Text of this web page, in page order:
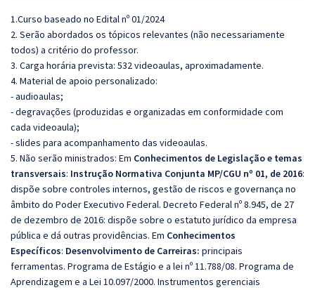
1.Curso baseado no Edital nº 01/2024
2. Serão abordados os tópicos relevantes (não necessariamente
todos) a critério do professor.
3. Carga horária prevista: 532 videoaulas, aproximadamente.
4. Material de apoio personalizado:
- audioaulas;
- degravações (produzidas e organizadas em conformidade com
cada videoaula);
- slides para acompanhamento das videoaulas.
5. Não serão ministrados: Em Conhecimentos de Legislação e temas
transversais: Instrução Normativa Conjunta MP/CGU nº 01, de 2016:
dispõe sobre controles internos, gestão de riscos e governança no
âmbito do Poder Executivo Federal. Decreto Federal nº 8.945, de 27
de dezembro de 2016: dispõe sobre o estatuto jurídico da empresa
pública e dá outras providências. Em Conhecimentos
Específicos: Desenvolvimento de Carreiras: principais
ferramentas. Programa de Estágio e a lei nº 11.788/08. Programa de
Aprendizagem e a Lei 10.097/2000. Instrumentos gerenciais